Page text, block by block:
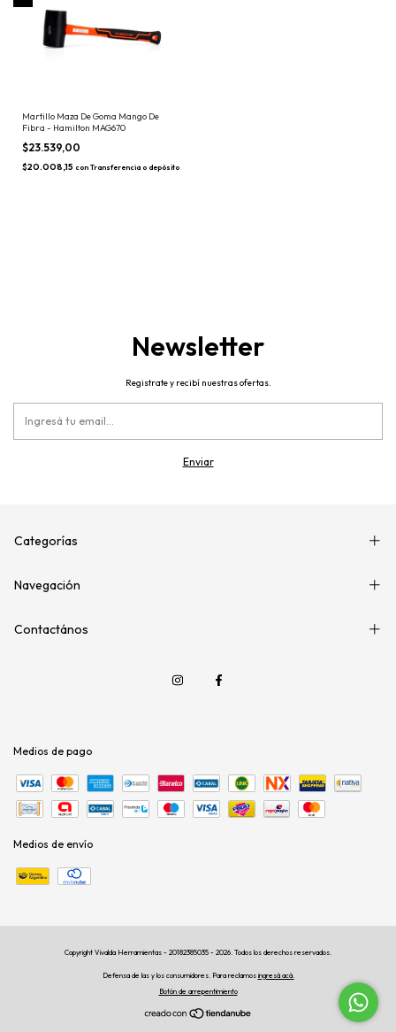
Martillo Maza De Goma Mango De
Fibra - Hamilton MAG670
$23.539,00
$20.008,15 con Transferencia o depósito
Newsletter
Registrate y recibí nuestras ofertas.
Categorías
Navegación
Contactános
Medios de pago
Medios de envío
Copyright Vivalda Herramientas - 20182385035 - 2026. Todos los derechos reservados.
Defensa de las y los consumidores. Para reclamos ingresá acá.
Botón de arrepentimiento